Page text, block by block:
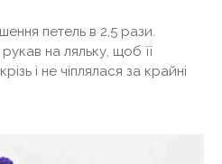
петель в 2,5 рази.
на ляльку, щоб її
і не чіплялася за крайні